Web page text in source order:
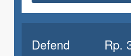
Defend Rp.